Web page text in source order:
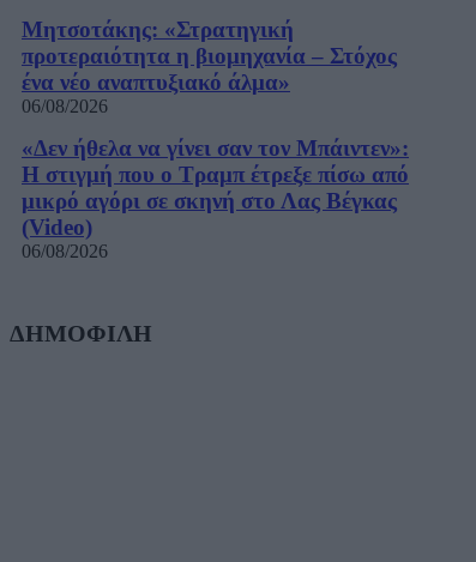
Μητσοτάκης: «Στρατηγική
προτεραιότητα η βιομηχανία – Στόχος
ένα νέο αναπτυξιακό άλμα»
06/08/2026
«Δεν ήθελα να γίνει σαν τον Μπάιντεν»:
Η στιγμή που ο Τραμπ έτρεξε πίσω από
μικρό αγόρι σε σκηνή στο Λας Βέγκας
(Video)
06/08/2026
ΔΗΜΟΦΙΛΗ